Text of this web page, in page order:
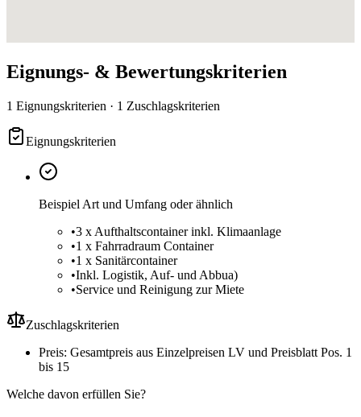
Eignungs- & Bewertungskriterien
1 Eignungskriterien · 1 Zuschlagskriterien
Eignungskriterien
Beispiel Art und Umfang oder ähnlich
•3 x Aufthaltscontainer inkl. Klimaanlage
•1 x Fahrradraum Container
•1 x Sanitärcontainer
•Inkl. Logistik, Auf- und Abbua)
•Service und Reinigung zur Miete
Zuschlagskriterien
Preis: Gesamtpreis aus Einzelpreisen LV und Preisblatt Pos. 1
bis 15
Welche davon erfüllen Sie?